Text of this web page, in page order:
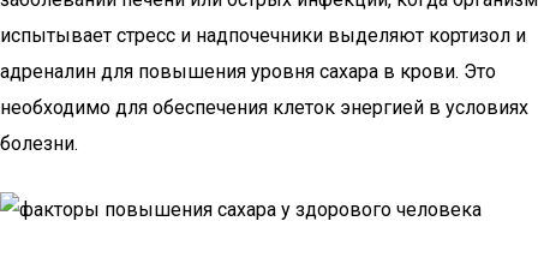
испытывает стресс и надпочечники выделяют кортизол и
адреналин для повышения уровня сахара в крови. Это
необходимо для обеспечения клеток энергией в условиях
болезни.